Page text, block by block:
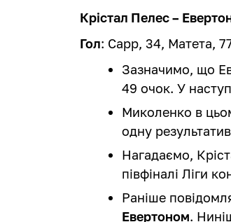
Крістал Пелес –
Гол: Сарр, 34, Матета,
Зазначимо, що
49 очок. У
Миколенко в
одну
Нагадаємо,
півфіналі Ліги
Раніше
Евертоном.